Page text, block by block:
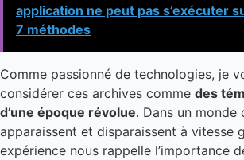
application ne peut pas s’exécuter
7 méthodes
Comme passionné de technologies, je
considérer ces archives comme des
d’une époque révolue. Dans un
apparaissent et disparaissent à vitesse
expérience nous rappelle l’importance